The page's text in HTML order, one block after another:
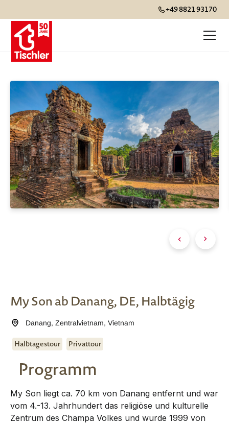
+49 8821 93170
My Son ab Danang, DE, Halbtägig
Danang,Zentralvietnam,Vietnam
Halbtagestour Privattour
Programm
My Son liegt ca. 70 km von Danang entfernt und war
vom 4.-13. Jahrhundert das religiöse und kulturelle
Zentrum des Champa Volkes und wurde 1999 von